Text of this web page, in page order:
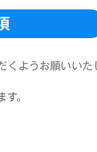
くようお願いいた
。